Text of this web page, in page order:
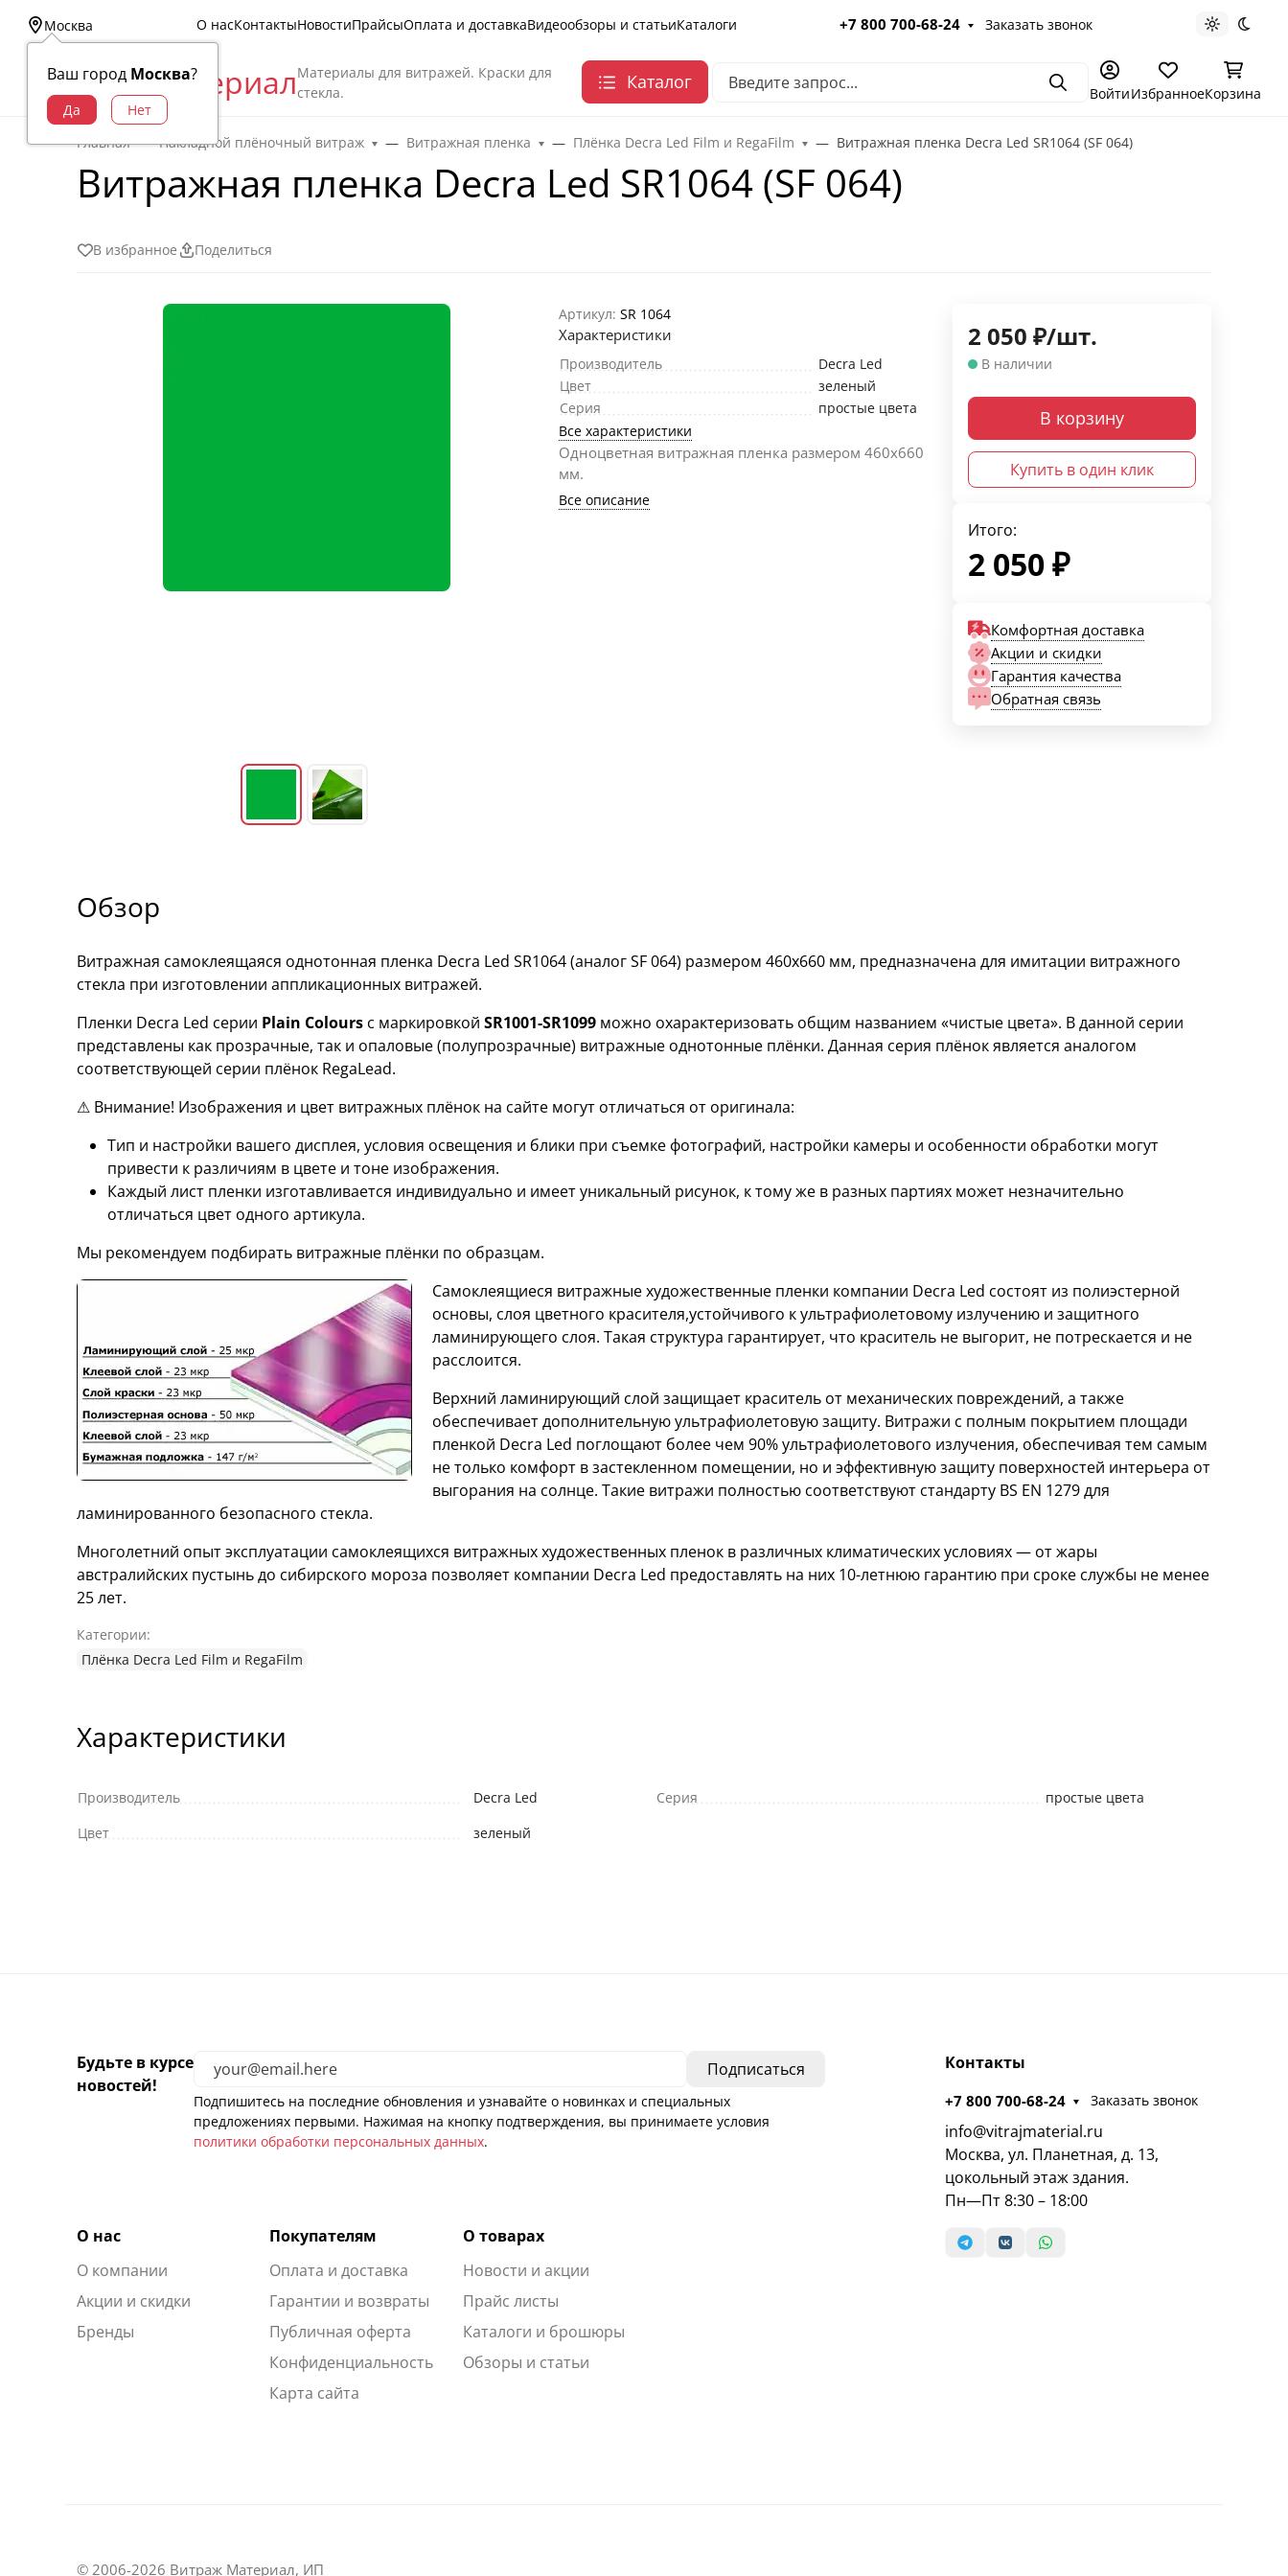
Москва
Ваш город Москва?
О насКонтактыНовостиПрайсыОплата и доставкаВидеообзоры и статьиКаталоги +7 800 700-68-24 Заказать звонок Светлая
Витраж МатериалМатериалы для витражей. Краски для
стекла.
Каталог ПоискВойтиИзбранноеКорзина
Главная Накладной плёночный витраж Витражная пленка Плёнка Decra Led Film и RegaFilm Витражная пленка Decra Led SR1064 (SF 064)
Витражная пленка Decra Led SR1064 (SF 064)
В избранное Поделиться
Артикул: SR 1064
Характеристики
Производитель
Decra Led
Цвет
зеленый
Серия
простые цвета
Все характеристики
Одноцветная витражная пленка размером 460х660
мм.
Все описание
2 050 ₽/шт.
В наличии
В корзину
Купить в один клик
Итого:
2 050₽
Комфортная доставка
Акции и скидки
Гарантия качества
Обратная связь
Обзор
Витражная самоклеящаяся однотонная пленка Decra Led SR1064 (аналог SF 064) размером 460х660 мм, предназначена для имитации витражного
стекла при изготовлении аппликационных витражей.
Пленки Decra Led серии Plain Colours с маркировкой SR1001-SR1099 можно охарактеризовать общим названием «чистые цвета». В данной серии
представлены как прозрачные, так и опаловые (полупрозрачные) витражные однотонные плёнки. Данная серия плёнок является аналогом
соответствующей серии плёнок RegaLead.
⚠ Внимание! Изображения и цвет витражных плёнок на сайте могут отличаться от оригинала:
Тип и настройки вашего дисплея, условия освещения и блики при съемке фотографий, настройки камеры и особенности обработки могут
привести к различиям в цвете и тоне изображения.
Каждый лист пленки изготавливается индивидуально и имеет уникальный рисунок, к тому же в разных партиях может незначительно
отличаться цвет одного артикула.
Мы рекомендуем подбирать витражные плёнки по образцам.
Самоклеящиеся витражные художественные пленки компании Decra Led состоят из полиэстерной
основы, слоя цветного красителя,устойчивого к ультрафиолетовому излучению и защитного
ламинирующего слоя. Такая структура гарантирует, что краситель не выгорит, не потрескается и не
расслоится.
Верхний ламинирующий слой защищает краситель от механических повреждений, а также
обеспечивает дополнительную ультрафиолетовую защиту. Витражи с полным покрытием площади
пленкой Decra Led поглощают более чем 90% ультрафиолетового излучения, обеспечивая тем самым
не только комфорт в застекленном помещении, но и эффективную защиту поверхностей интерьера от
выгорания на солнце. Такие витражи полностью соответствуют стандарту BS EN 1279 для
ламинированного безопасного стекла.
Многолетний опыт эксплуатации самоклеящихся витражных художественных пленок в различных климатических условиях — от жары
австралийских пустынь до сибирского мороза позволяет компании Decra Led предоставлять на них 10-летнюю гарантию при сроке службы не менее
25 лет.
Категории:
Плёнка Decra Led Film и RegaFilm
Характеристики
Производитель
Decra Led
Цвет
зеленый
Серия простые цвета
Будьте в курсе
новостей!
Подпишитесь на последние обновления и узнавайте о новинках и специальных
предложениях первыми. Нажимая на кнопку подтверждения, вы принимаете условия
политики обработки персональных данных.
О нас
О компании
Акции и скидки
Бренды
Покупателям
Оплата и доставка
Гарантии и возвраты
Публичная оферта
Конфиденциальность
Карта сайта
О товарах
Новости и акции
Прайс листы
Каталоги и брошюры
Обзоры и статьи
Контакты
+7 800 700-68-24 Заказать звонок
info@vitrajmaterial.ru
Москва, ул. Планетная, д. 13,
цокольный этаж здания.
Пн—Пт 8:30 – 18:00
© 2006-2026 Витраж Материал, ИП